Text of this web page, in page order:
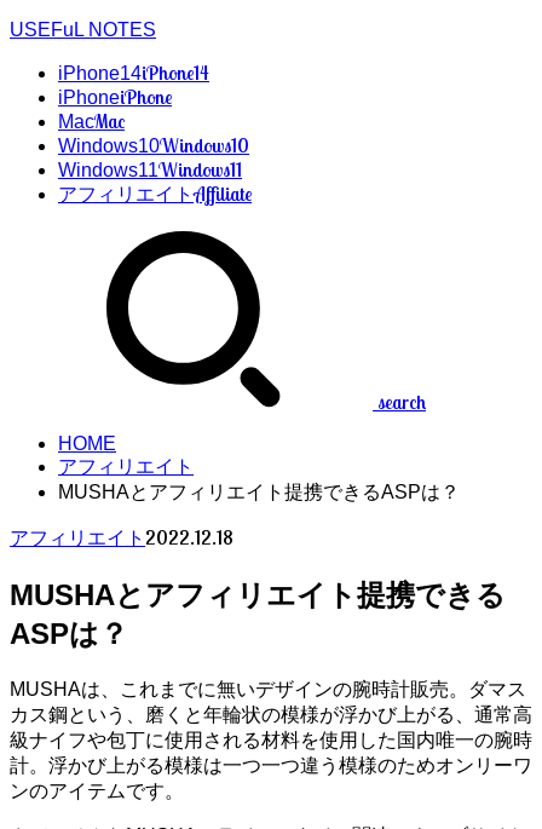
USEFuL NOTES
iPhone14iPhone14
iPhoneiPhone
MacMac
Windows10Windows10
Windows11Windows11
アフィリエイトAffiliate
search
HOME
アフィリエイト
MUSHAとアフィリエイト提携できるASPは？
アフィリエイト 2022.12.18
MUSHAとアフィリエイト提携できる
ASPは？
MUSHAは、これまでに無いデザインの腕時計販売。ダマス
カス鋼という、磨くと年輪状の模様が浮かび上がる、通常高
級ナイフや包丁に使用される材料を使用した国内唯一の腕時
計。浮かび上がる模様は一つ一つ違う模様のためオンリーワ
ンのアイテムです。